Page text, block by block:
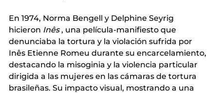
En 1974, Norma Bengell y Delphine Seyrig
hicieron Inês , una película-manifiesto que
denunciaba la tortura y la violación sufrida por
Inês Etienne Romeu durante su encarcelamiento,
destacando la misoginia y la violencia particular
dirigida a las mujeres en las cámaras de tortura
brasileñas. Su impacto visual, mostrando a una